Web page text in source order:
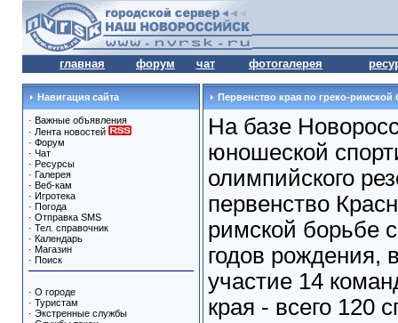
главная форум чат фотогалерея
Навигация сайта
· Важные объявления
· Лента новостей
· Форум
· Чат
· Ресурсы
· Галерея
· Веб-кам
· Игротека
· Погода
· Отправка SMS
· Тел. справочник
· Календарь
· Магазин
· Поиск
· О городе
· Туристам
· Экстренные службы
Первенство края по греко-римской
На базе
юношеской
олимпийского
первенство
римской борьбе
годов рождения,
участие 14
края - всего 120